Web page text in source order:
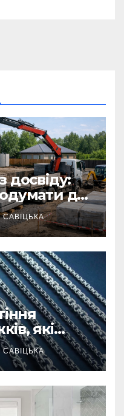
досвіду:
до
на
САВІЦЬКА
які
САВІЦЬКА